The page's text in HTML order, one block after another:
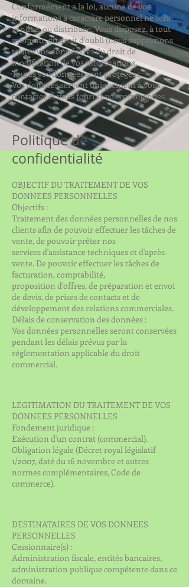
Conformément a la loi, aucune de vos
informations à caractère personnel ne sera
vendue, ou distribuée. Vous disposez, à tout
moment, du droit d'oubli (nous supprimons
toutes vos données) et du droit de
modification de vos informations.
Toutes vos données sont protégées.
Vos données servent uniquement à vous
contacter et vous fournir vos commandes.
Politique de
confidentialité
OBJECTIF DU TRAITEMENT DE VOS
DONNEES PERSONNELLES
Objectifs :
Traitement des données personnelles de nos
clients afin de pouvoir effectuer les tâches de
vente, de pouvoir prêter nos
services d'assistance techniques et d'après-
vente. De pouvoir effectuer les tâches de
facturation, comptabilité,
proposition d'offres, de préparation et envoi
de devis, de prises de contacts et de
développement des relations commerciales.
Délais de conservation des données :
Vos données personnelles seront conservées
pendant les délais prévus par la
réglementation applicable du droit
commercial.
LEGITIMATION DU TRAITEMENT DE VOS
DONNEES PERSONNELLES
Fondement juridique :
Exécution d'un contrat (commercial).
Obligation légale (Décret royal législatif
1/2007, daté du 16 novembre et autres
normes complémentaires, Code de
commerce).
DESTINATAIRES DE VOS DONNEES
PERSONNELLES
Cessionnaire(s) :
Administration fiscale, entités bancaires,
administration publique compétente dans ce
domaine.